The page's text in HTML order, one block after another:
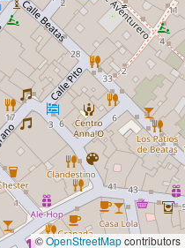
©OpenStreetMapcontributors